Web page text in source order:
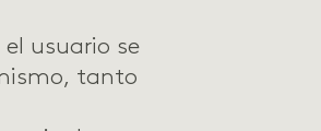
usuario se
tanto